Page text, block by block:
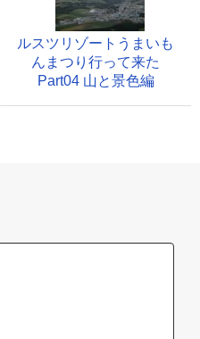
ルスツリゾートうまいも
んまつり行って来た
Part04 山と景色編